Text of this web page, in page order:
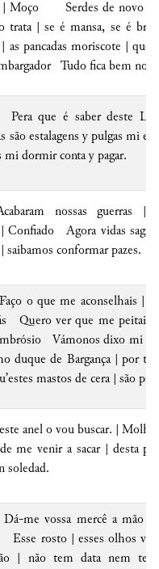
| Moço Serdes de novo
trata | se é mansa, se é
as pancadas moriscote | que
Tudo fica bem no
que é saber deste
são estalagens ypulgas mi
mi dormir conta y pagar.
nossas guerras |
| Confiado Agora vidas
saibamos conformar pazes.
o que me aconselhais |
Quero ver que me peitais |
Vámonos dixo mi
duque de Bargança | por
mastos de cera | são
anel o vou buscar. |
me venir a sacar | desta
soledad.
Dá-me vossa mercê a mão |
Esse rosto | esses olhos
| não tem data nem